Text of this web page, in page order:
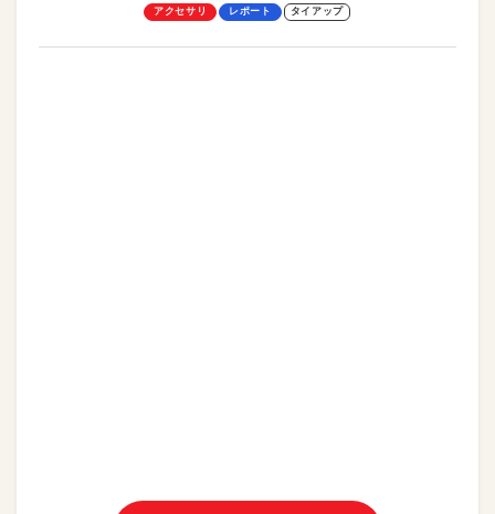
却プレート、シンプルな操作性がグッド！
アクセサリ レポート タイアップ